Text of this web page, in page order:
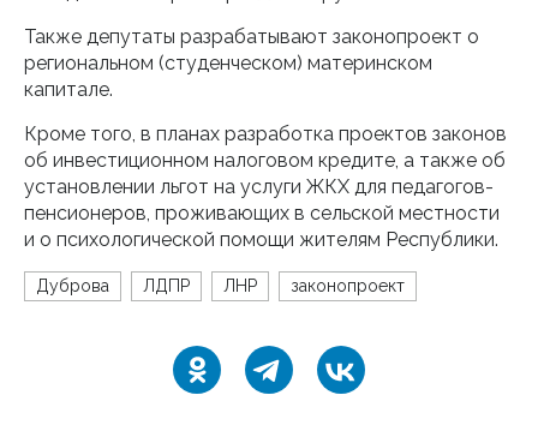
Также депутаты разрабатывают законопроект о
региональном (студенческом) материнском
капитале.
Кроме того, в планах разработка проектов законов
об инвестиционном налоговом кредите, а также об
установлении льгот на услуги ЖКХ для педагогов-
пенсионеров, проживающих в сельской местности
и о психологической помощи жителям Республики.
Дуброва ЛДПР ЛНР законопроект